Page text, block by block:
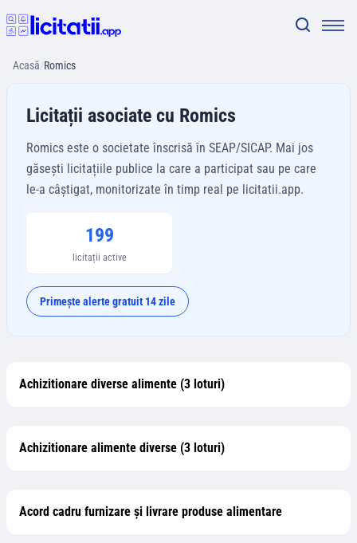
Acasă/Romics
Licitații asociate cu Romics
Romics este o societate înscrisă în SEAP/SICAP. Mai jos
găsești licitațiile publice la care a participat sau pe care
le-a câștigat, monitorizate în timp real pe licitatii.app.
199
licitații active
Primește alerte gratuit 14 zile
Achizitionare diverse alimente (3 loturi)
Achizitionare alimente diverse (3 loturi)
Acord cadru furnizare şi livrare produse alimentare